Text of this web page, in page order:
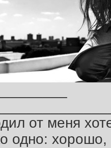
от меня
одно: